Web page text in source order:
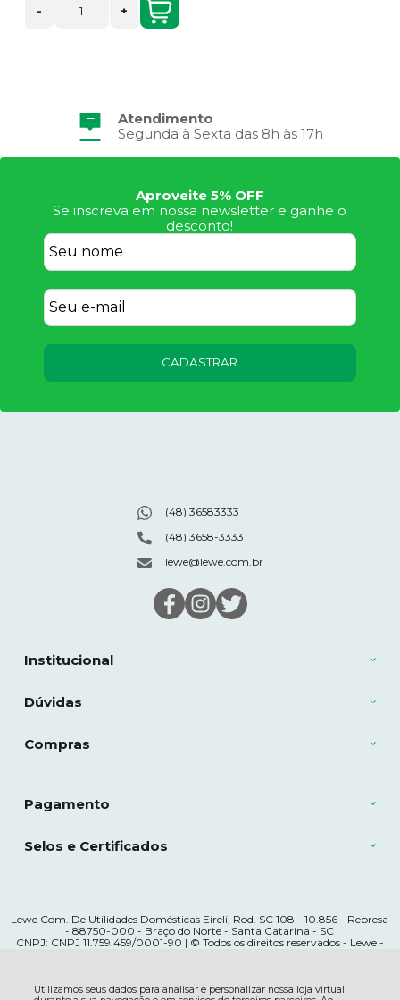
Utilizamos seus dados para analisar e personalizar nossa loja virtual
- +
Atendimento
Segunda à Sexta das 8h às 17h
Aproveite 5% OFF
Se inscreva em nossa newsletter e ganhe o
desconto!
CADASTRAR
Institucional
Dúvidas
Compras
(48) 36583333
(48) 3658-3333
lewe@lewe.com.br
Pagamento
Selos e Certificados
Lewe Com. De Utilidades Domésticas Eireli, Rod. SC 108 - 10.856 - Represa
- 88750-000 - Braço do Norte - Santa Catarina - SC
CNPJ: CNPJ 11.759.459/0001-90 | © Todos os direitos reservados - Lewe -